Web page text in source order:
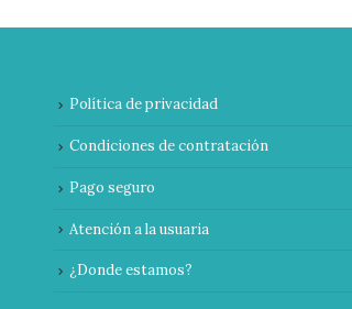
Política de privacidad
Condiciones de contratación
Pago seguro
Atención a la usuaria
¿Donde estamos?